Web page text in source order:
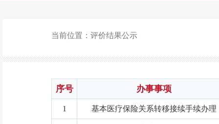
当前位置： 评价结果公示
序号 办事事项
1 基本医疗保险关系转移接续手续办理